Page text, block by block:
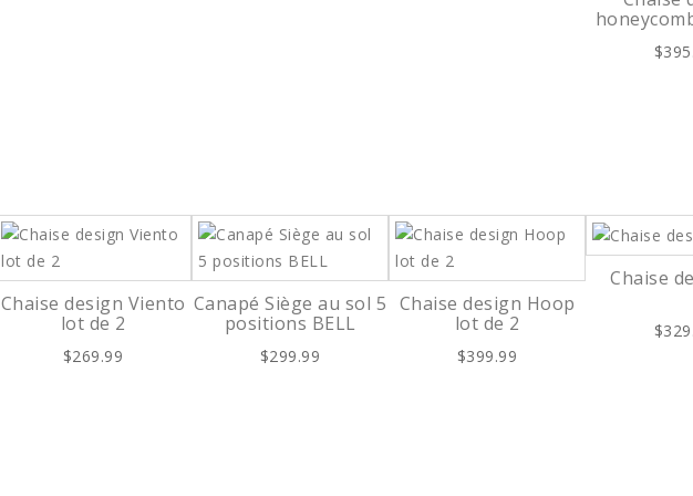
Chaise design Viento
lot de 2
$269.99
Canapé Siège au sol 5
positions BELL
$299.99
Chaise design Hoop
lot de 2
$399.99
Chaise